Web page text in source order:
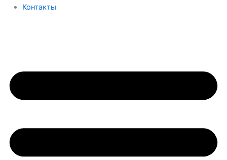
Контакты